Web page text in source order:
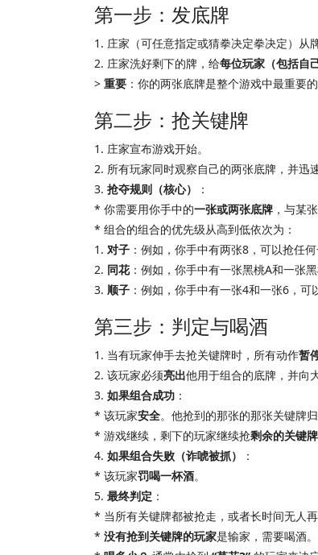
第一步：发底牌
1. 庄家（可任意指定或猜拳决定拳决定）从
2. 庄家洗好剩下的牌，给每位玩家（包括自
> 重要 ：你的两张底牌是整个游戏中最重要
第二步：抢关键牌
1. 庄家宣布游戏开始。
2. 所有玩家同时观察自己的两张底牌，并迅
3. 抢夺规则（核心）
：
* 你需要用你手中的一张或两张底牌 ，与某
* 组合的组合的优先级从高到低依次为：
1. 对子 ：例如，你手中有两张8，可以抢任何
2. 同花：例如，你手中有一张黑桃A和一张
3. 顺子 ：例如，你手中有一张4和一张6，可
第三步：判定与喝酒
1. 当有玩家伸手去抢关键牌时，所有动作暂
2. 该玩家必须亮出他用于组合的底牌，并向
3. 如果组合成功 ：
* 该玩家安全。他抢到的那张的那张关键牌
* 游戏继续，剩下的玩家继续抢剩余的关键牌
4. 如果组合失败（诈唬被抓）
：
* 该玩家罚喝一杯酒。
5. 最终判定 ：
* 当所有关键牌都被抢走，或者长时间无人
* 没有抢到关键牌的玩家是输家，需要喝酒。